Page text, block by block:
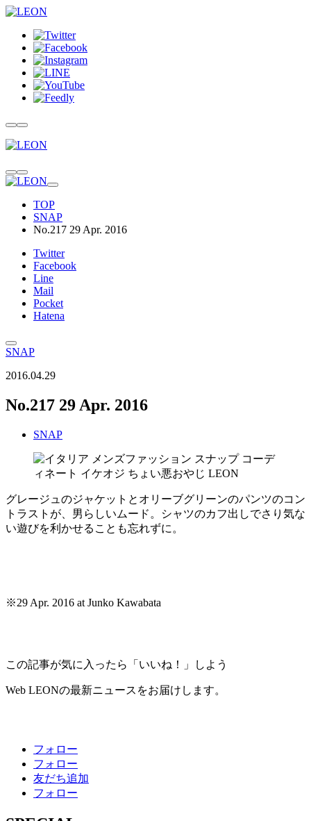
TOP
SNAP
No.217 29 Apr. 2016
Twitter
Facebook
Line
Mail
Pocket
Hatena
SNAP
2016.04.29
No.217 29 Apr. 2016
SNAP
グレージュのジャケットとオリーブグリーンのパンツのコン
トラストが、男らしいムード。シャツのカフ出しでさり気な
い遊びを利かせることも忘れずに。
※29 Apr. 2016 at Junko Kawabata
この記事が気に入ったら「いいね！」しよう
Web LEONの最新ニュースをお届けします。
フォロー
フォロー
友だち追加
フォロー